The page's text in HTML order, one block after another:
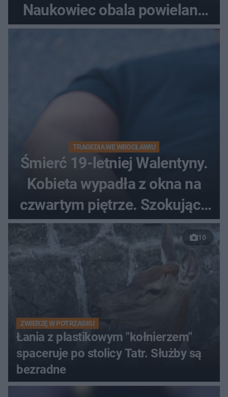
Naukowiec obala powielane
od lat mity na ich temat
TRAGEDIA WE WROCŁAWIU
Śmierć 19-letniej Walentyny.
Kobieta wypadła z okna na
czwartym piętrze. Szokujące
nagranie trafiło do sieci
10
ZWIERZĘ W POTRZASKU
Łania z plastikowym "kołnierzem"
spaceruje po stolicy Tatr. Służby są
bezradne